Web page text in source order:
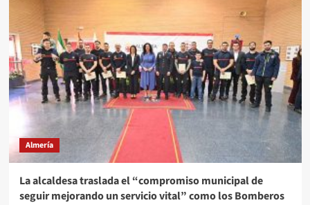
campaña
por
el
Día
Mundial
del
Síndrome
de
Down
y
premiados
de
Almería
La alcaldesa traslada el “compromiso municipal de
seguir mejorando un servicio vital” como los Bomberos